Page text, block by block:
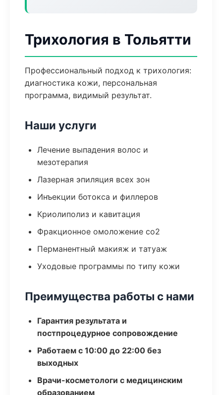
Трихология в Тольятти
Профессиональный подход к трихология:
диагностика кожи, персональная
программа, видимый результат.
Наши услуги
Лечение выпадения волос и
мезотерапия
Лазерная эпиляция всех зон
Инъекции ботокса и филлеров
Криолиполиз и кавитация
Фракционное омоложение co2
Перманентный макияж и татуаж
Уходовые программы по типу кожи
Преимущества работы с нами
Гарантия результата и
постпроцедурное сопровождение
Работаем с 10:00 до 22:00 без
выходных
Врачи-косметологи с медицинским
образованием